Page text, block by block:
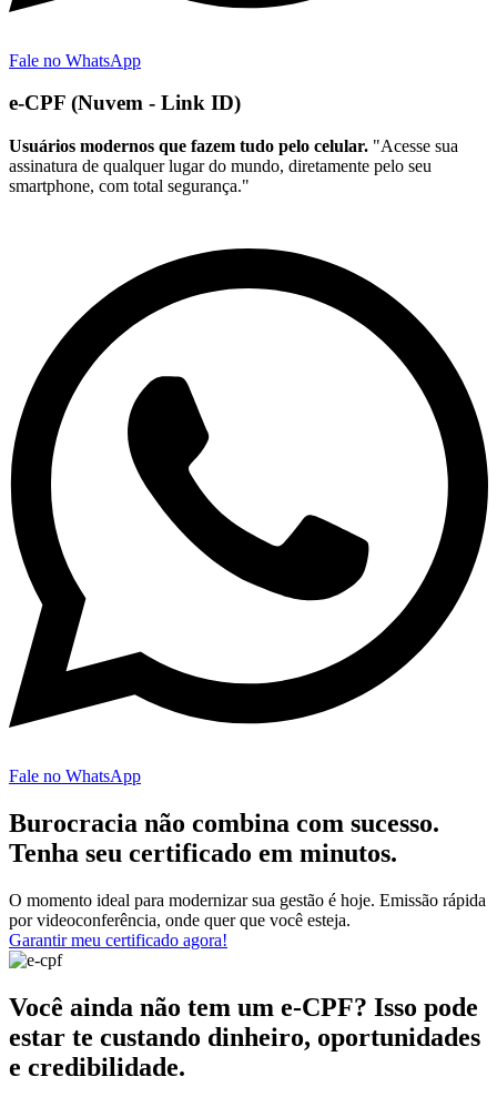
Fale no WhatsApp
e-CPF (Nuvem - Link ID)
Usuários modernos que fazem tudo pelo celular. "Acesse sua
assinatura de qualquer lugar do mundo, diretamente pelo seu
smartphone, com total segurança."
Fale no WhatsApp
Burocracia não combina com sucesso.
Tenha seu certificado em minutos.
O momento ideal para modernizar sua gestão é hoje. Emissão rápida
por videoconferência, onde quer que você esteja.
Garantir meu certificado agora!
Você ainda não tem um e-CPF? Isso pode
estar te custando dinheiro, oportunidades
e credibilidade.